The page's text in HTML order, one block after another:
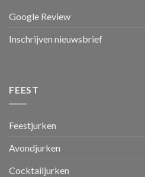
Google Review
Inschrijven nieuwsbrief
FEEST
Feestjurken
Avondjurken
Cocktailjurken